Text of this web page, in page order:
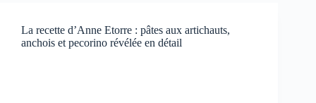
La recette d’Anne Etorre : pâtes aux artichauts,
anchois et pecorino révélée en détail